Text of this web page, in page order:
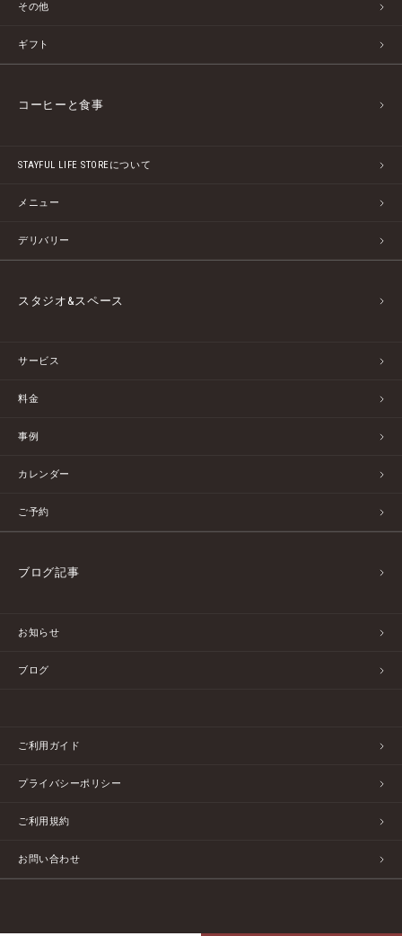
その他
ギフト
コーヒーと食事
STAYFUL LIFE STOREについて
メニュー
デリバリー
スタジオ&スペース
サービス
料金
事例
カレンダー
ご予約
ブログ記事
お知らせ
ブログ
ご利用ガイド
プライバシーポリシー
ご利用規約
お問い合わせ